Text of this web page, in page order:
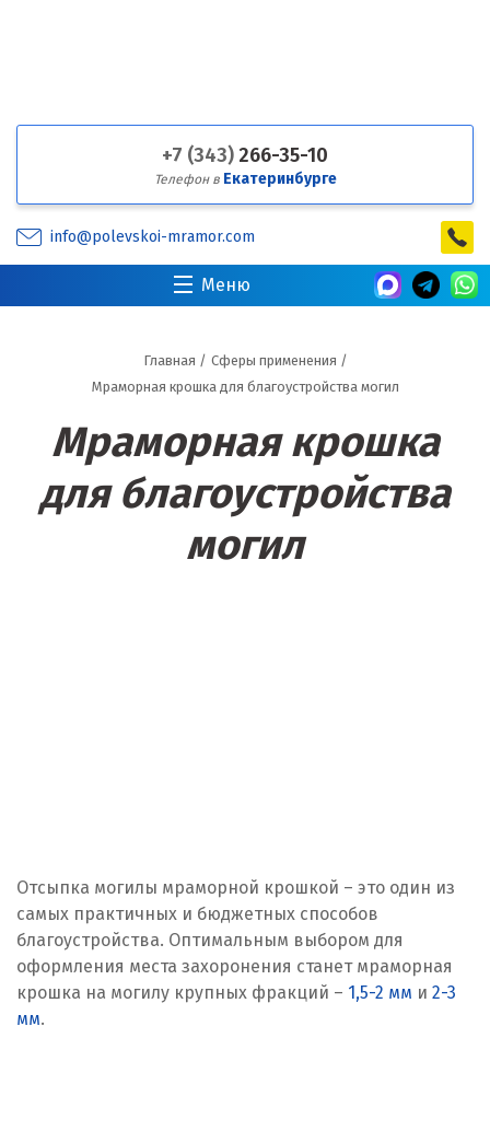
+7 (343) 266-35-10
Телефон в Екатеринбурге
info@polevskoi-mramor.com
Меню
Главная / Сферы применения /
Мраморная крошка для благоустройства могил
Мраморная крошка
для благоустройства
могил
Отсыпка могилы мраморной крошкой – это один из
самых практичных и бюджетных способов
благоустройства. Оптимальным выбором для
оформления места захоронения станет мраморная
крошка на могилу крупных фракций – 1,5-2 мм и 2-3
мм.